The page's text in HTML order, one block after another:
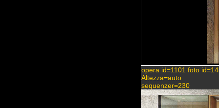
opera id=1101 foto
Altezza=auto
sequenzer=230